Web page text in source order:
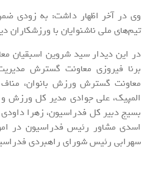
وی در آخر اظهار داشت: به زودی
تیم‌های ملی ناشنوایان با ورزشکاران
در این دیدار سید شروین اسبقیان
برنا فیروزی معاونت گسترش
معاونت گسترش ورزش بانوان،
المپیک، علی جوادی مدیر کل ورزش و
بسیج دبیر کل فدراسیون، زهرا
اسدی مشاور رئیس فدراسیون در
سهرابی رئیس شورای راهبردی